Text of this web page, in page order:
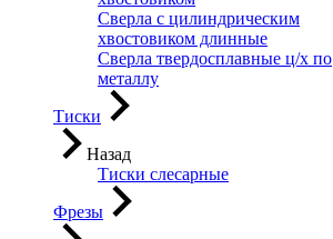
Сверла с цилиндрическим
хвостовиком длинные
Сверла твердосплавные ц/х по
металлу
Тиски
Назад
Тиски слесарные
Фрезы